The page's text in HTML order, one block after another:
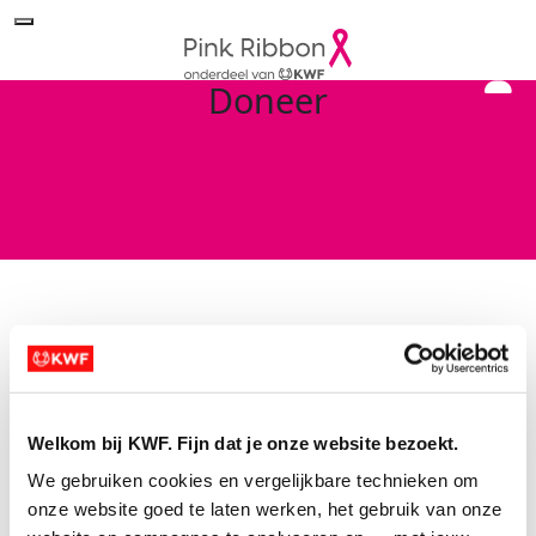
Welkom bij KWF. Fijn dat je onze website bezoekt.
We gebruiken cookies en vergelijkbare technieken om
onze website goed te laten werken, het gebruik van onze
Doneer
Search for a Fundraiser
Of doneer direct aan Pink Ribbon
Sorry no results returned for your